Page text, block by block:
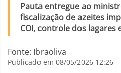
Pauta entregue ao
fiscalização de azeites
COI, controle dos lagares
Fonte: Ibraoliva
Publicado em 08/05/2026 12:26